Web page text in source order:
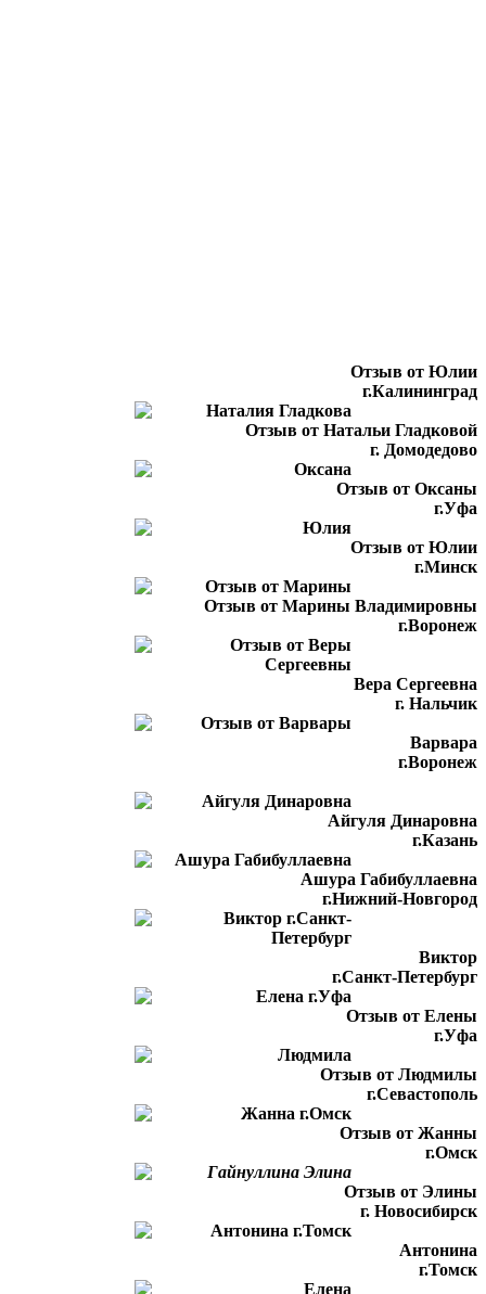
Отзыв от Юлии
г.Калининград
Отзыв от Натальи Гладковой
г. Домодедово
Отзыв от Оксаны
г.Уфа
Отзыв от Юлии
г.Минск
Отзыв от Марины Владимировны
г.Воронеж
Вера Сергеевна
г. Нальчик
Варвара
г.Воронеж
Айгуля Динаровна
г.Казань
Ашура Габибуллаевна
г.Нижний-Новгород
Виктор
г.Санкт-Петербург
Отзыв от Елены
г.Уфа
Отзыв от Людмилы
г.Севастополь
Отзыв от Жанны
г.Омск
Отзыв от Элины
г. Новосибирск
Антонина
г.Томск